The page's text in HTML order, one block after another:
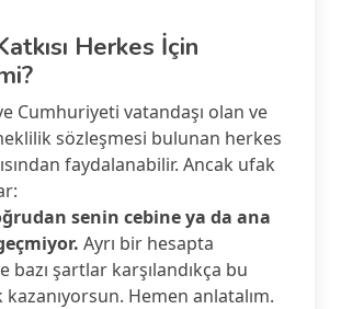
Herkes İçin
Cumhuriyeti vatandaşı olan ve
sözleşmesi bulunan herkes
faydalanabilir. Ancak ufak
senin cebine ya da ana
Ayrı bir hesapta
bazı şartlar karşılandıkça bu
kazanıyorsun. Hemen anlatalım.